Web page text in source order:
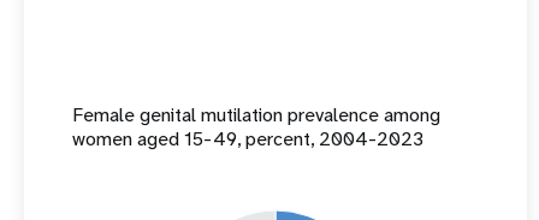
Female genital mutilation prevalence among
women aged 15-49, percent, 2004-2023